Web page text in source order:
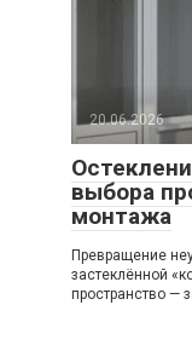
20.06.2026
выбора
монтажа
Превращение
застеклённой
пространство —